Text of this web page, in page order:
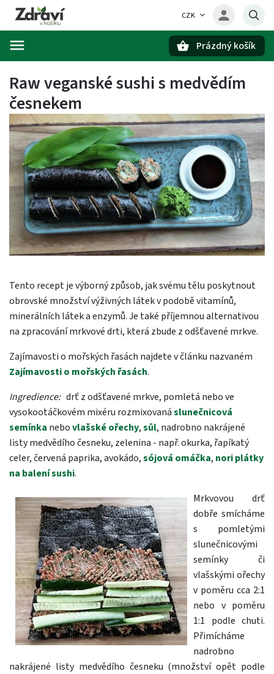
CZK
Prázdný košík
Raw veganské sushi s medvědím
česnekem
Tento recept je výborný způsob, jak svému tělu poskytnout
obrovské množství výživných látek v podobě vitamínů,
minerálních látek a enzymů. Je také příjemnou alternativou
na zpracování mrkvové drti, která zbude z odšťavené mrkve.
Zajímavosti o mořských řasách najdete v článku nazvaném
Zajímavosti o mořských řasách.
Ingredience: drť z odšťavené mrkve, pomletá nebo ve
vysokootáčkovém mixéru rozmixovanáslunečnicová
semínka nebovlašské ořechy,sůl, nadrobno nakrájené
listy medvědího česneku, zelenina - např. okurka, řapíkatý
celer, červená paprika, avokádo,sójová omáčka, nori plátky
na balení sushi.
Mrkvovou drť
dobře smícháme
s pomletými
slunečnicovými
semínky či
vlašskými ořechy
v poměru cca 2:1
nebo v poměru
1:1 podle chuti.
Přimícháme
nadrobno
nakrájené listy medvědího česneku (množství opět podle